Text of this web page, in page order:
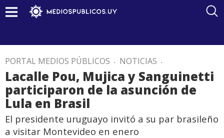
PORTAL MEDIOS PÚBLICOS . NOTICIAS .
Lacalle Pou, Mujica y Sanguinetti
participaron de la asunción de
Lula en Brasil
El presidente uruguayo invitó a su par brasileño
a visitar Montevideo en enero